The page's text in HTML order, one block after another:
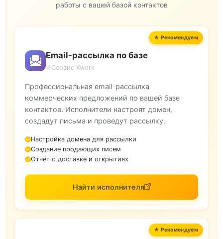
работы с вашей базой контактов
Email-рассылка по базе
Сервис Kwork
Профессиональная email-рассылка
коммерческих предложений по вашей базе
контактов. Исполнители настроят домен,
создадут письма и проведут рассылку.
Настройка домена для рассылки
Создание продающих писем
Отчёт о доставке и открытиях
Найти исполнителя